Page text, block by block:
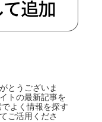
とうございま
トの最新記事を
よく情報を探す
ご活用くださ